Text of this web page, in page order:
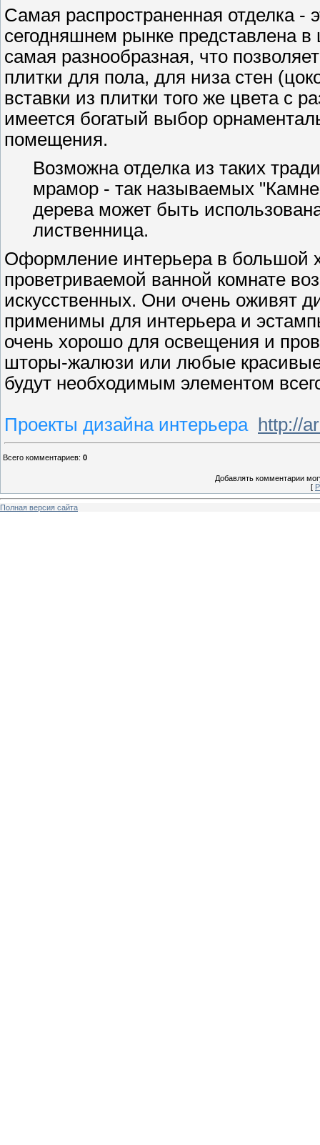
Самая распространенная отделка -
сегодняшнем рынке представлена
самая разнообразная, что
плитки для пола, для низа стен
вставки из плитки того же цвета с
имеется богатый выбор
помещения.
Возможна отделка из таких
мрамор - так называемых
дерева может быть
лиственница.
Оформление интерьера в большой
проветриваемой ванной комнате
искусственных. Они очень оживят
применимы для интерьера и
очень хорошо для освещения и
шторы-жалюзи или любые
будут необходимым элементом
Проекты дизайна интерьера http://
Всего комментариев: 0
Добавлять комментарии
[
Полная версия сайта